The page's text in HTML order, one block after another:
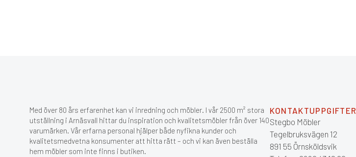
Med över 80 års erfarenhet kan vi inredning och möbler. I vår 2500 m² stora
utställning i Arnäsvall hittar du inspiration och kvalitetsmöbler från över 140
varumärken. Vår erfarna personal hjälper både nyfikna kunder och
kvalitetsmedvetna konsumenter att hitta rätt – och vi kan även beställa
hem möbler som inte finns i butiken.
KONTAKTUPPGIFTER
Stegbo Möbler
Tegelbruksvägen 12
891 55 Örnsköldsvik